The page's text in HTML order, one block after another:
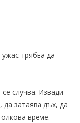
ужас трябва да
случва. Извади
да затаява дъх, да
време.